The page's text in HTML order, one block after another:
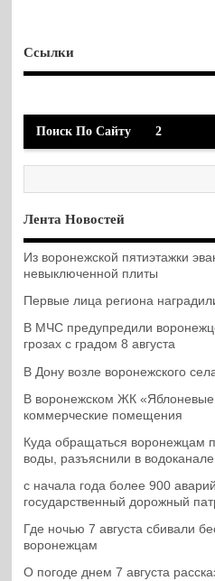
Ссылки
Поиск По Сайту 2
Лента Новостей
Из воронежской пятиэтажки
невыключенной плиты
Первые лица региона
В МЧС предупредили
грозах с градом 8 августа
В Дону возле воронежского
В воронежском ЖК
коммерческие помещения
Куда обращаться воронежцам
воды, разъяснили в водоканале
с начала года более 900
государственный дорожный
Где ночью 7 августа сбивали
воронежцам
О погоде днем 7 августа